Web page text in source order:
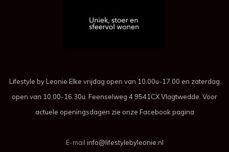
Lifestyle by Leonie Elke vrijdag open van 10.00u-17.00 en zaterdag
open van 10.00-16.30u. Feenselweg 4 9541CX Vlagtwedde. Voor
actuele openingsdagen zie onze Facebook pagina
E-mail info@lifestylebyleonie.nl